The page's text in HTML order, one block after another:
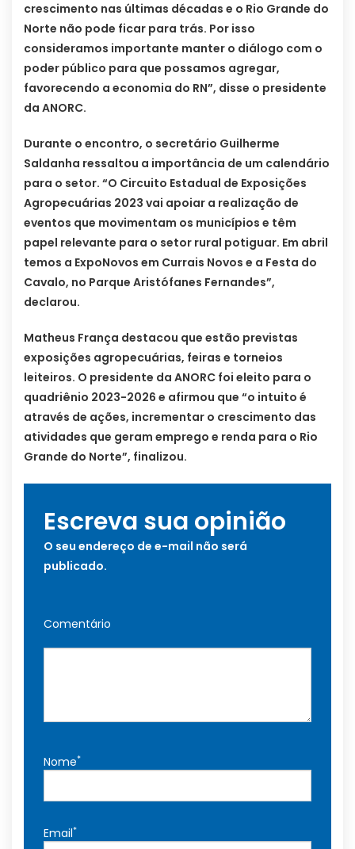
crescimento nas últimas décadas e o Rio Grande do
Norte não pode ficar para trás. Por isso
consideramos importante manter o diálogo com o
poder público para que possamos agregar,
favorecendo a economia do RN”, disse o presidente
da ANORC.
Durante o encontro, o secretário Guilherme
Saldanha ressaltou a importância de um calendário
para o setor. “O Circuito Estadual de Exposições
Agropecuárias 2023 vai apoiar a realização de
eventos que movimentam os municípios e têm
papel relevante para o setor rural potiguar. Em abril
temos a ExpoNovos em Currais Novos e a Festa do
Cavalo, no Parque Aristófanes Fernandes”,
declarou.
Matheus França destacou que estão previstas
exposições agropecuárias, feiras e torneios
leiteiros. O presidente da ANORC foi eleito para o
quadriênio 2023-2026 e afirmou que “o intuito é
através de ações, incrementar o crescimento das
atividades que geram emprego e renda para o Rio
Grande do Norte”, finalizou.
Escreva sua opinião
O seu endereço de e-mail não será
publicado.
Comentário
Nome*
Email*